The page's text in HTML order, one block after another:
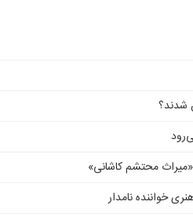
شدند؟
محتشم کاشانی»
خواننده نامدار